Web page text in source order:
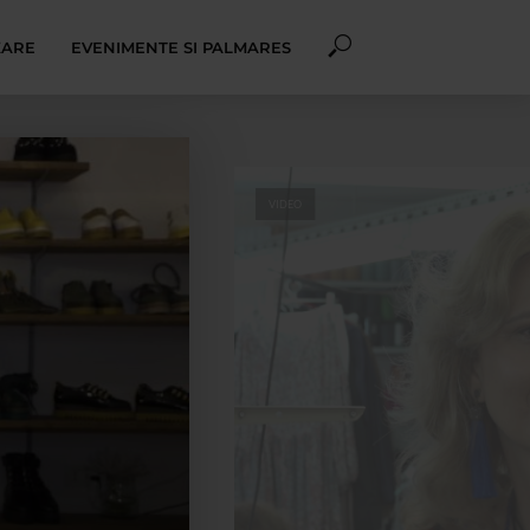
EVENIMENTE SI PALMARES